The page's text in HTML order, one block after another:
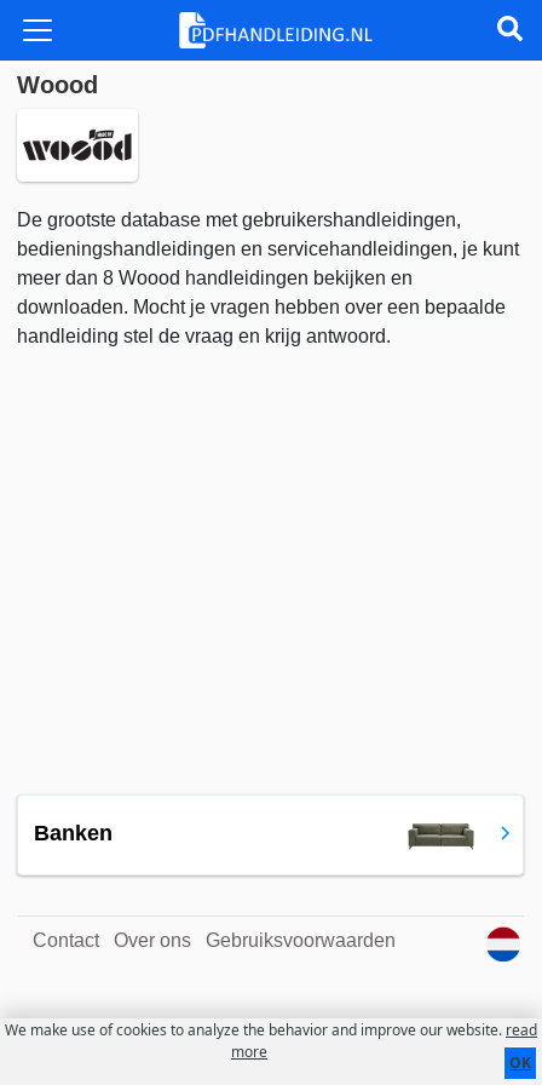
Woood
De grootste database met gebruikershandleidingen,
bedieningshandleidingen en servicehandleidingen, je kunt
meer dan 8 Woood handleidingen bekijken en
downloaden. Mocht je vragen hebben over een bepaalde
handleiding stel de vraag en krijg antwoord.
Banken
Contact Over ons Gebruiksvoorwaarden
We make use of cookies to analyze the behavior and improve our website. read
more
OK